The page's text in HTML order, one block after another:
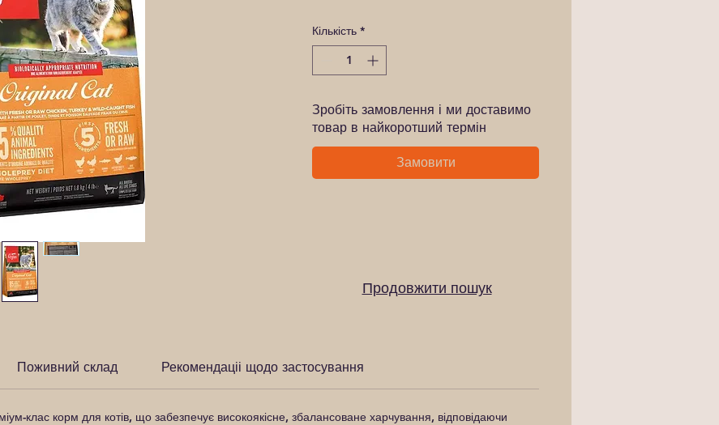
Кількість *
Зробіть замовлення і ми доставимо
товар в найкоротший термін
Замовити
Поживний склад Рекомендаціі щодо застосування
клас корм для котів, що забезпечує високоякісне, збалансоване харчування, відповідаючи
Продовжити пошук